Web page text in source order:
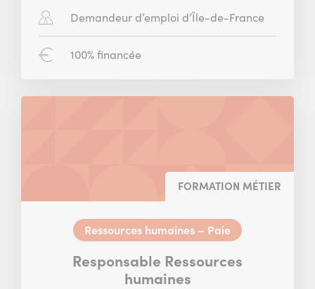
Public Demandeur d’emploi d’Île-de-France
Financement100% financée
FORMATION MÉTIER
Ressources humaines – Paie
Responsable Ressources
humaines